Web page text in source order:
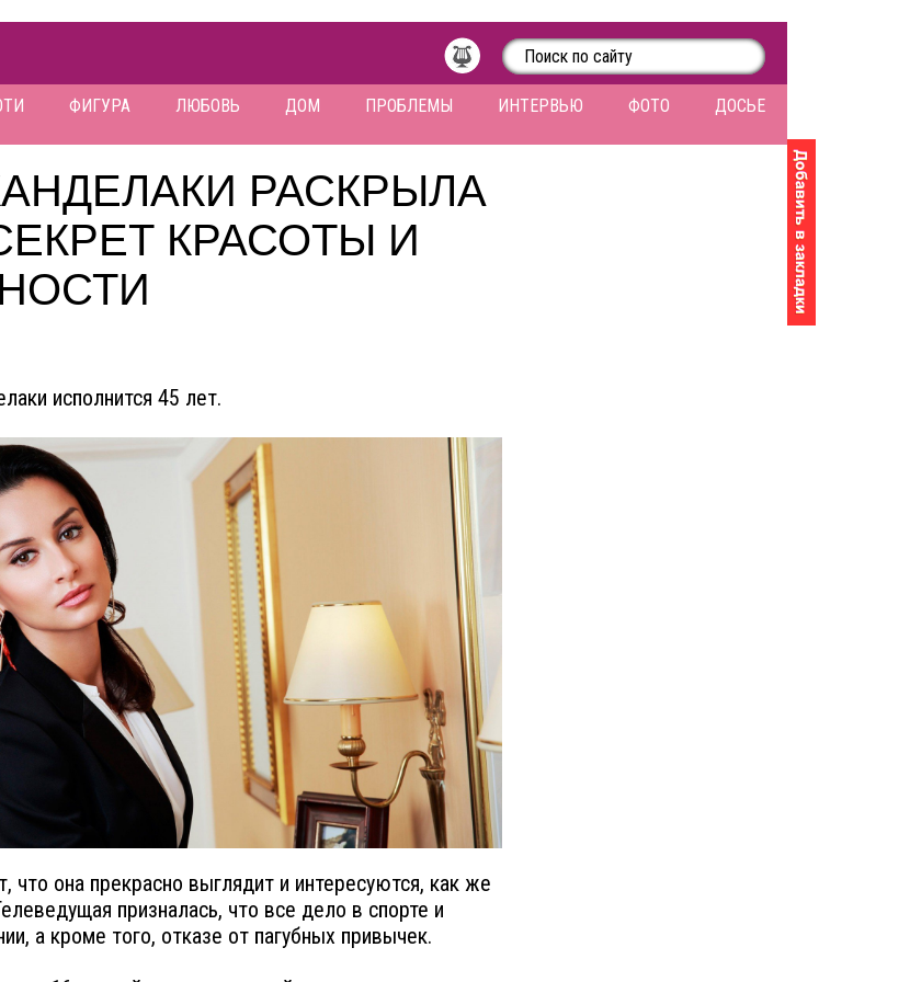
ФИГУРА ЛЮБОВЬ ДОМ ПРОБЛЕМЫ ИНТЕРВЬЮ ФОТО ДОСЬЕ
РАСКРЫЛА
КРАСОТЫ И
исполнится 45 лет.
что она прекрасно выглядит и интересуются, как же
призналась, что все дело в спорте и
а кроме того, отказе от пагубных привычек.